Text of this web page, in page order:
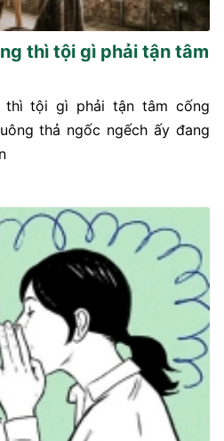
thì tội gì phải tận tâm
thì tội gì phải tận tâm cống
thả ngốc ngếch ấy đang